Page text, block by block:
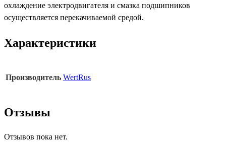
охлаждение электродвигателя и смазка подшипников
осуществляется перекачиваемой средой.
Характеристики
Производитель WertRus
Отзывы
Отзывов пока нет.